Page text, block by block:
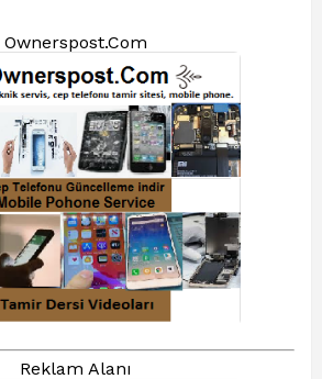
Ownerspost.Com
Reklam Alanı